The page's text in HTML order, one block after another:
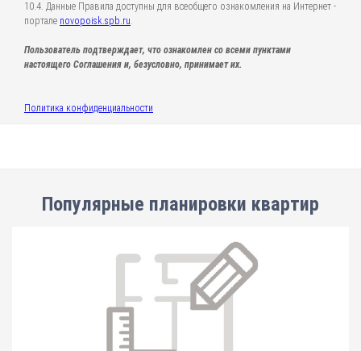
10.4. Данные Правила доступны для всеобщего ознакомления на Интернет -
портале novopoisk.spb.ru.
Пользователь подтверждает, что ознакомлен со всеми пунктами
настоящего Соглашения и, безусловно, принимает их.
Политика конфиденциальности
Популярные планировки квартир